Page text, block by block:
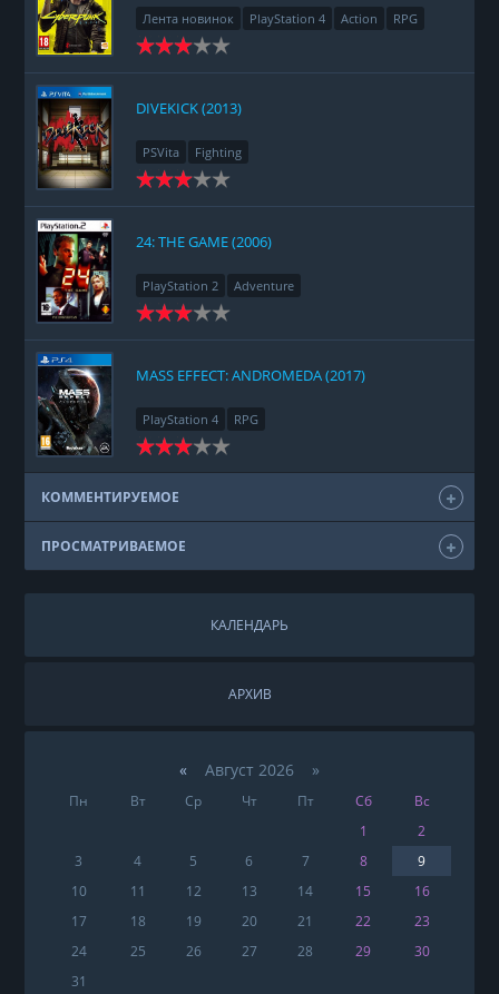
Лента новинок PlayStation 4 Action
RPG
Racing
Adventure
DIVEKICK (2013)
PSVita Fighting
24: THE GAME (2006)
PlayStation 2 Adventure
MASS EFFECT: ANDROMEDA (2017)
PlayStation 4 RPG
КОММЕНТИРУЕМОЕ
ПРОСМАТРИВАЕМОЕ
КАЛЕНДАРЬ
АРХИВ
«Август 2026 »
Пн Вт Ср Чт Пт Сб
Вс
1
2
3
4 5 6 7 8
9
10
11 12 13 14 15
16
17
18 19 20 21 22
23
24
25 26 27 28 29
30
31